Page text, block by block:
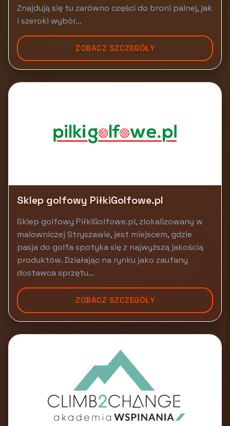
Znajdują się tu zarówno części do broni palnej, jak
i szeroki wybór...
ZOBACZ SZCZEGÓŁY
Sklep golfowy PiłkiGolfowe.pl
Sklep golfowy PiłkiGolfowe.pl, zlokalizowany w
malowniczej Stryszawie, jest miejscem, gdzie
pasja do golfa spotyka się z najwyższą jakością
produktów. Działając na rynku jako zaufany
dostawca sprzętu...
ZOBACZ SZCZEGÓŁY